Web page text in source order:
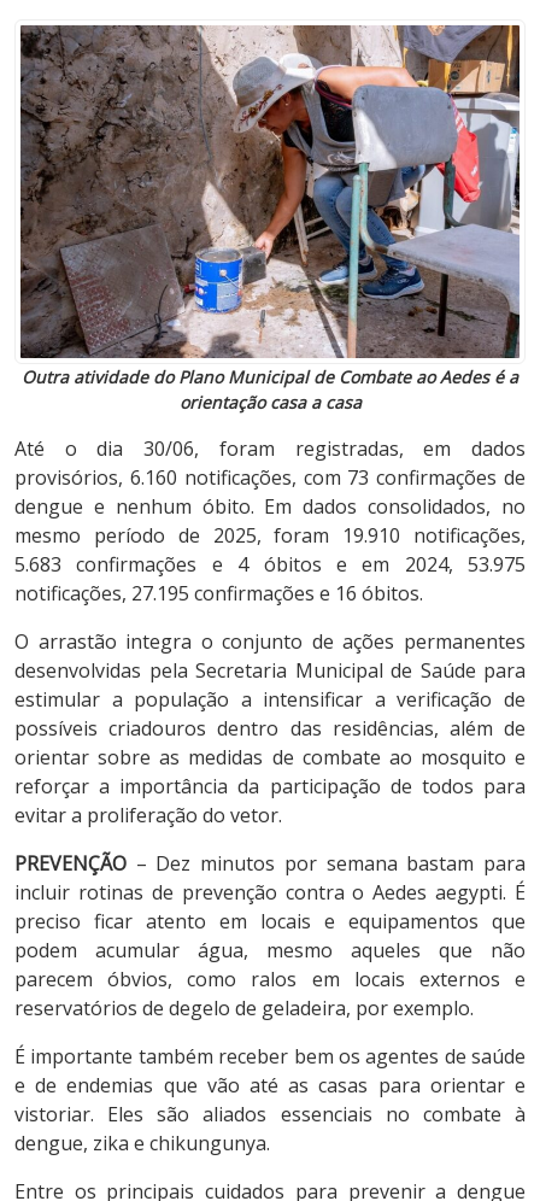
Outra atividade do Plano Municipal de Combate ao Aedes é a
orientação casa a casa
Até o dia 30/06, foram registradas, em dados
provisórios, 6.160 notificações, com 73 confirmações de
dengue e nenhum óbito. Em dados consolidados, no
mesmo período de 2025, foram 19.910 notificações,
5.683 confirmações e 4 óbitos e em 2024, 53.975
notificações, 27.195 confirmações e 16 óbitos.
O arrastão integra o conjunto de ações permanentes
desenvolvidas pela Secretaria Municipal de Saúde para
estimular a população a intensificar a verificação de
possíveis criadouros dentro das residências, além de
orientar sobre as medidas de combate ao mosquito e
reforçar a importância da participação de todos para
evitar a proliferação do vetor.
PREVENÇÃO – Dez minutos por semana bastam para
incluir rotinas de prevenção contra o Aedes aegypti. É
preciso ficar atento em locais e equipamentos que
podem acumular água, mesmo aqueles que não
parecem óbvios, como ralos em locais externos e
reservatórios de degelo de geladeira, por exemplo.
É importante também receber bem os agentes de saúde
e de endemias que vão até as casas para orientar e
vistoriar. Eles são aliados essenciais no combate à
dengue, zika e chikungunya.
Entre os principais cuidados para prevenir a dengue